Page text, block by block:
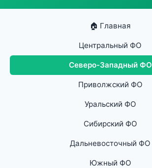
🏠 Главная
Центральный ФО
Северо-Западный ФО
Приволжский ФО
Уральский ФО
Сибирский ФО
Дальневосточный ФО
Южный ФО